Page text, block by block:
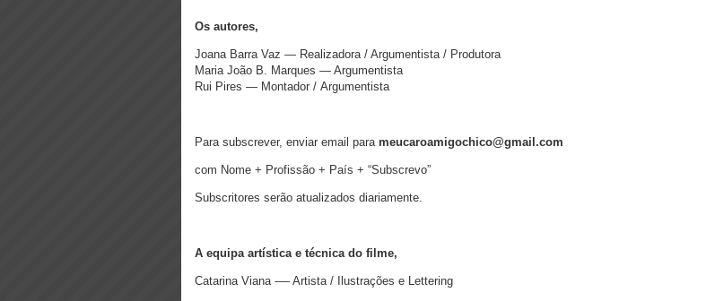
Os autores,
Joana Barra Vaz — Realizadora / Argumentista / Produtora
Maria João B. Marques — Argumentista
Rui Pires — Montador / Argumentista
Para subscrever, enviar email para meucaroamigochico@gmail.com
com Nome + Profissão + País + “Subscrevo”
Subscritores serão atualizados diariamente.
A equipa artística e técnica do filme,
Catarina Viana -— Artista / Ilustrações e Lettering